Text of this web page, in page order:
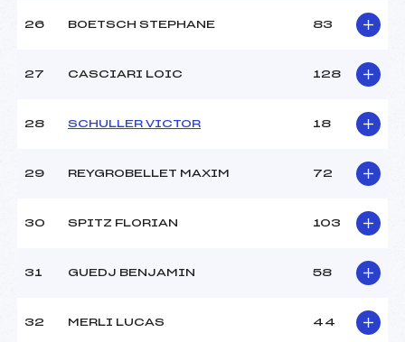
26 BOETSCH STEPHANE 83
27 CASCIARI LOIC 128
28 SCHULLER VICTOR 18
29 REYGROBELLET MAXIM 72
30 SPITZ FLORIAN 103
31 GUEDJ BENJAMIN 58
32 MERLI LUCAS 44